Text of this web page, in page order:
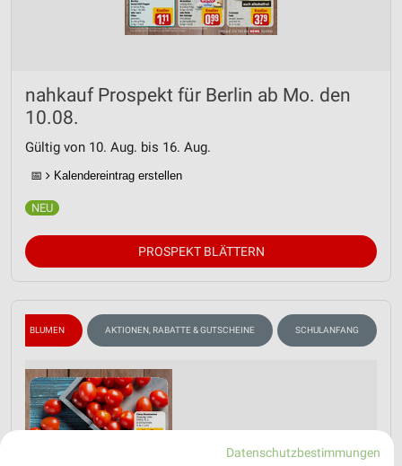
nahkauf Prospekt für Berlin ab Mo. den
10.08.
Gültig von 10. Aug. bis 16. Aug.
📅 Kalendereintrag erstellen
PROSPEKT BLÄTTERN
BLUMEN AKTIONEN, RABATTE & GUTSCHEINE SCHULANFANG
Datenschutzbestimmungen